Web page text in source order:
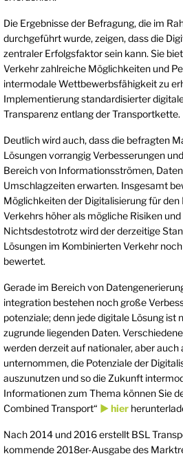
Die Ergebnisse der Befragung, die im
durchgeführt wurde, zeigen, dass die
zentraler Erfolgsfaktor sein kann. Sie
Verkehr zahlreiche Möglichkeiten und
intermodale Wettbewerbsfähigkeit zu
Implementierung standardisierter
Transparenz entlang der Transportkette.
Deutlich wird auch, dass die befragten
Lösungen vorrangig Verbesserungen
Bereich von Informationsströmen,
Umschlagzeiten erwarten. Insgesamt
Möglichkeiten der Digitalisierung für
Verkehrs höher als mögliche Risiken
Nichtsdestotrotz wird der derzeitige
Lösungen im Kombinierten Verkehr
bewertet.
Gerade im Bereich von
integration bestehen noch große
potenziale; denn jede digitale Lösung ist
zugrunde liegenden Daten.
werden derzeit auf nationaler, aber auch
unternommen, die Potenziale der
auszunutzen und so die Zukunft
Informationen zum Thema können Sie
Combined Transport“ ► hier
Nach 2014 und 2016 erstellt BSL
kommende 2018er-Ausgabe des